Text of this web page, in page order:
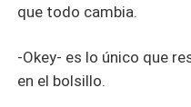
que todo cambia.
-Okey- es lo único que
en el bolsillo.